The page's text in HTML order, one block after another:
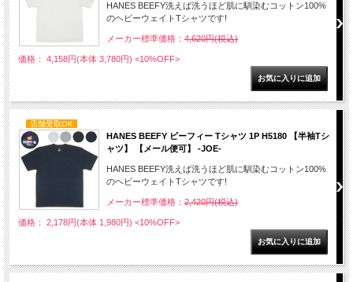
HANES BEEFY洗えば洗うほど肌に馴染むコットン100%
のヘビーウェイトTシャツです!
メーカー標準価格： 4,620円(税込)
価格： 4,158円(本体 3,780円) <10%OFF>
店舗受取OK
HANES BEEFY ビーフィー Tシャツ 1P H5180 【半袖Tシ
ャツ】 【メール便可】 -JOE-
HANES BEEFY洗えば洗うほど肌に馴染むコットン100%
のヘビーウェイトTシャツです!
メーカー標準価格： 2,420円(税込)
価格： 2,178円(本体 1,980円) <10%OFF>